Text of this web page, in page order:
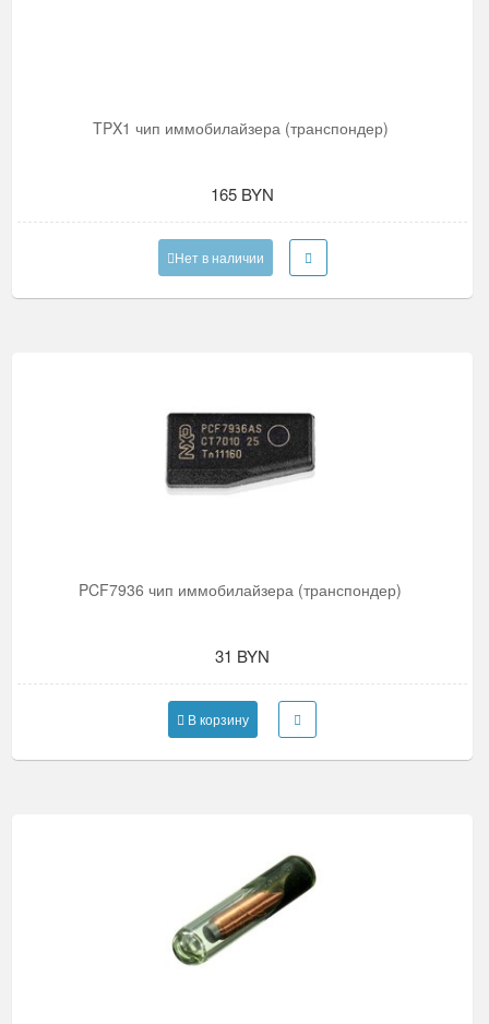
TPX1 чип иммобилайзера (транспондер)
165 BYN
Нет в наличии
PCF7936 чип иммобилайзера (транспондер)
31 BYN
В корзину